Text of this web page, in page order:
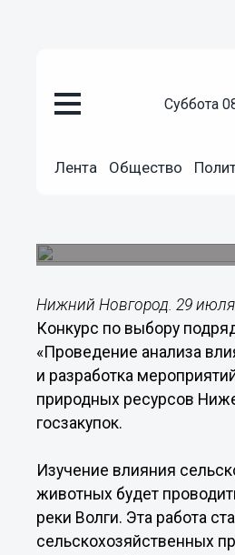
суббота
Лента Общество
29.07.2014 18:07
Влияние
животного
Нижний Новгород. 29
Конкурс по выбору
«Проведение анализа
и разработка
природных ресурсов
госзакупок.
Изучение влияния
животных будет
реки Волги. Эта работа
сельскохозяйственных